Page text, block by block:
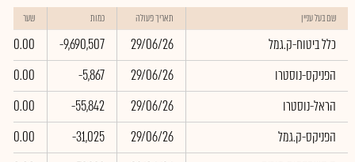
שם בעל עניין תאריך פעולה כמות שער
כלל ביטוח-ק.גמל 29/06/26
-9,690,507
0.00
הפניקס-נוסטרו
29/06/26
-5,867
0.00
הראל-נוסטרו
29/06/26
-55,842
0.00
הפניקס-ק.גמל
29/06/26
-31,025
0.00